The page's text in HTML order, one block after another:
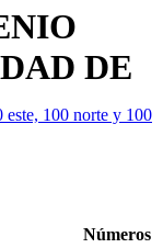
DE
este, 100 norte y 100
Números